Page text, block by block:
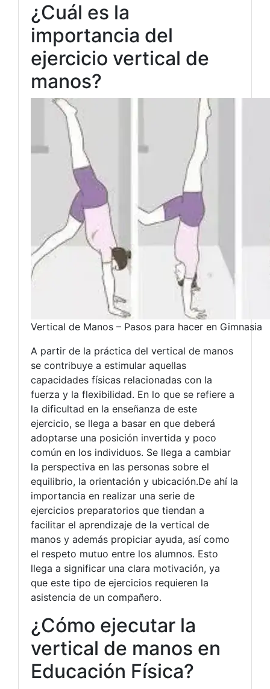
¿Cuál es la
importancia del
ejercicio vertical de
manos?
Vertical de Manos – Pasos para hacer en Gimnasia
A partir de la práctica del vertical de manos
se contribuye a estimular aquellas
capacidades físicas relacionadas con la
fuerza y la flexibilidad. En lo que se refiere a
la dificultad en la enseñanza de este
ejercicio, se llega a basar en que deberá
adoptarse una posición invertida y poco
común en los individuos. Se llega a cambiar
la perspectiva en las personas sobre el
equilibrio, la orientación y ubicación.De ahí la
importancia en realizar una serie de
ejercicios preparatorios que tiendan a
facilitar el aprendizaje de la vertical de
manos y además propiciar ayuda, así como
el respeto mutuo entre los alumnos. Esto
llega a significar una clara motivación, ya
que este tipo de ejercicios requieren la
asistencia de un compañero.
¿Cómo ejecutar la
vertical de manos en
Educación Física?